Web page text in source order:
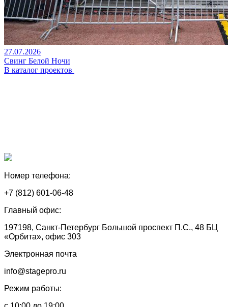
27.07.2026
Свинг Белой Ночи
В каталог проектов
Номер телефона:
+7 (812) 601-06-48
Главный офис:
197198, Санкт-Петербург Большой проспект П.С., 48 БЦ
«Орбита», офис 303
Электронная почта
info@stagepro.ru
Режим работы: